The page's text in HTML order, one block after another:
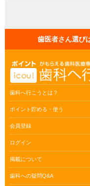
歯医者さん選び
歯科へ行こうとは？
ポイント貯める・使う
会員登録
ログイン
掲載について
歯科への疑問Q&A